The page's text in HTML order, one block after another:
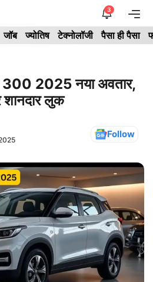
3
जॉब ज्योतिष टेक्नोलॉजी पैसा ही पैसा
2025 नया अवतार,
लुक
Follow